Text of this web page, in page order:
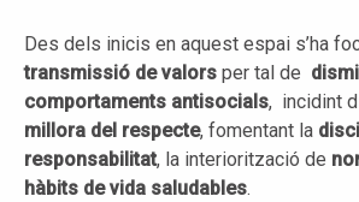
Des dels inicis en aquest espai s’ha
transmissió de valors per tal de
comportaments antisocials, incidint
millora del respecte, fomentant la
responsabilitat, la interiorització de
hàbits de vida saludables.